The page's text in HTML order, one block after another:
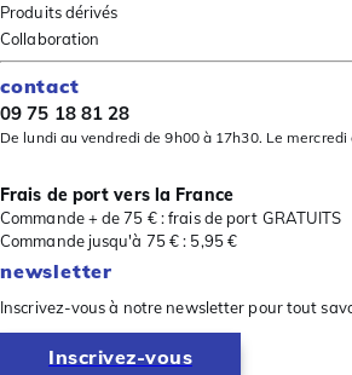
Produits dérivés
Collaboration
contact
09 75 18 81 28
De lundi au vendredi de 9h00 à 17h30. Le mercredi
Frais de port vers la France
Commande + de 75 € : frais de port GRATUITS
Commande jusqu'à 75 € : 5,95 €
newsletter
Inscrivez-vous à notre newsletter pour tout
Inscrivez-vous